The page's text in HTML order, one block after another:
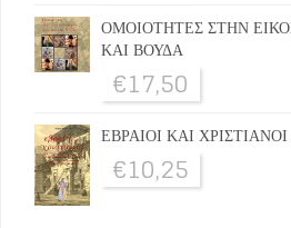
ΟΜΟΙΟΤΗΤΕΣ ΣΤΗΝ
ΚΑΙ ΒΟΥΔΑ
€17,50
ΕΒΡΑΙΟΙ ΚΑΙ ΧΡΙΣΤΙΑΝΟΙ
€10,25